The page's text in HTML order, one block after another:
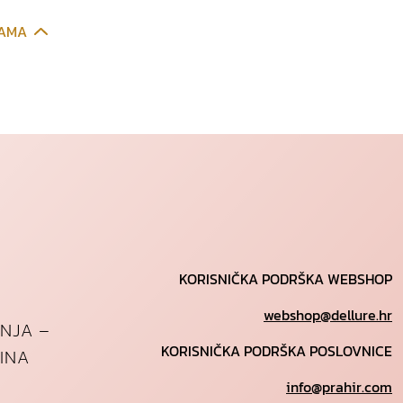
–
KORISNIČKA PODRŠKA WEBSHOP
webshop@dellure.hr
KORISNIČKA PODRŠKA POSLOVNICE
info@prahir.com